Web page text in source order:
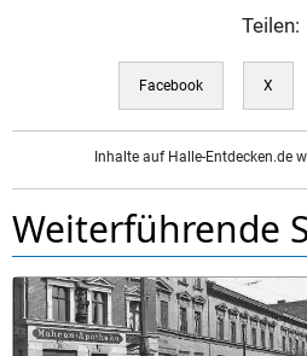
Teilen:
Facebook X
Inhalte auf Halle-Entdecken.de
Weiterführende